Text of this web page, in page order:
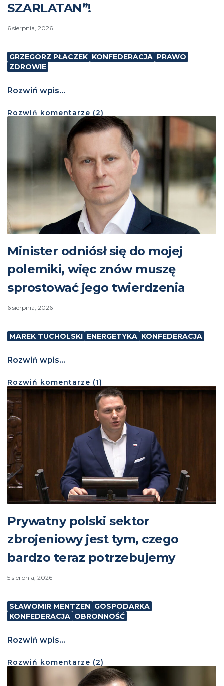
SZARLATAN”!
6 sierpnia, 2026
GRZEGORZ PŁACZEK KONFEDERACJA PRAWO
ZDROWIE
Rozwiń wpis...
Rozwiń komentarze (2)
Minister odniósł się do mojej
polemiki, więc znów muszę
sprostować jego twierdzenia
6 sierpnia, 2026
MAREK TUCHOLSKI ENERGETYKA KONFEDERACJA
Rozwiń wpis...
Rozwiń komentarze (1)
Prywatny polski sektor
zbrojeniowy jest tym, czego
bardzo teraz potrzebujemy
5 sierpnia, 2026
SŁAWOMIR MENTZEN GOSPODARKA
KONFEDERACJA OBRONNOŚĆ
Rozwiń wpis...
Rozwiń komentarze (2)